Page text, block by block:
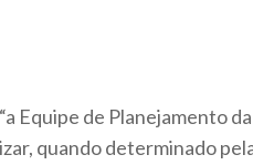
Equipe de Planejamento da
quando determinado